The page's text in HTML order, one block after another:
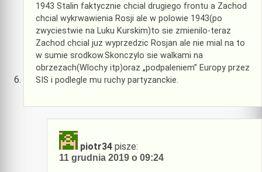
1943 Stalin faktycznie chcial drugiego frontu a Zachod
chcial wykrwawienia Rosji ale w polowie 1943(po
zwyciestwie na Luku Kurskim)to sie zmienilo-teraz
Zachod chcial juz wyprzedzic Rosjan ale nie mial na to
w sumie srodkow.Skonczylo sie walkami na
obrzezach(Wlochy itp)oraz „podpaleniem” Europy przez
SIS i podlegle mu ruchy partyzanckie.
piotr34 pisze:
11 grudnia 2019 o 09:24